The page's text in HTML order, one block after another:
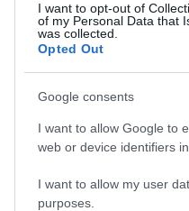
I want to opt-out of
of my Personal Data that
was collected.
Opted Out
Google consents
I want to allow Google to
web or device identifiers
I want to allow my user
purposes.